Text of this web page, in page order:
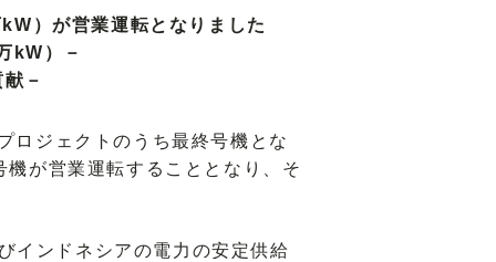
）が営業運転となりました
kW）－
－
ロジェクトのうち最終号機とな
が営業運転することとなり、そ
インドネシアの電力の安定供給